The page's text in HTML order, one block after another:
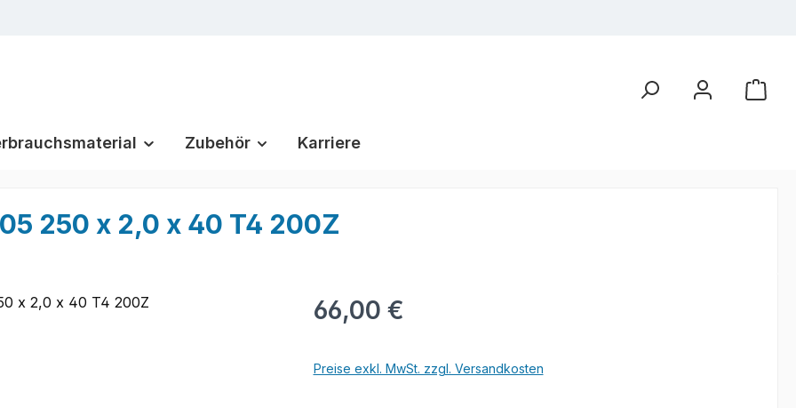
Zubehör Karriere
250 x 2,0 x 40 T4 200Z
Regulärer Preis:
66,00 €
Preise exkl. MwSt. zzgl. Versandkosten